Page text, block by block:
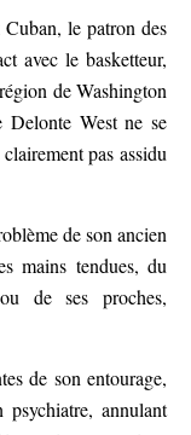
le patron des
avec le basketteur,
de Washington
Delonte West ne se
pas assidu
de son ancien
mains tendues, du
de ses proches,
de son entourage,
annulant